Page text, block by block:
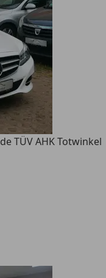
TÜV AHK Totwinkel